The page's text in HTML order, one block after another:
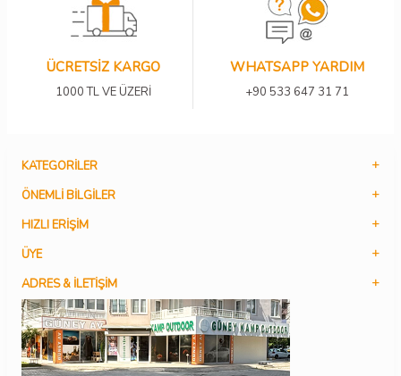
ÜCRETSİZ KARGO
1000 TL VE ÜZERİ
WHATSAPP YARDIM
+90 533 647 31 71
KATEGORILER
ÖNEMLI BILGILER
HIZLI ERIŞIM
ÜYE
ADRES & İLETIŞIM